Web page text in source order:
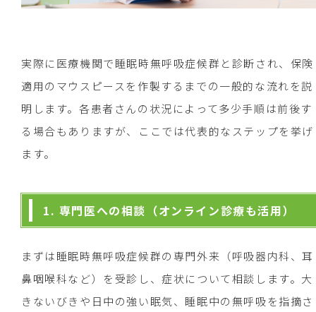
実際に医療機関で睡眠時無呼吸症候群と診断され、保険
適用のマウスピースを作製するまでの一般的な流れを説
明します。各患者さんの状況によって多少手順は前後す
る場合もありますが、ここでは代表的なステップを挙げ
ます。
1. 専門医への相談（オンライン診療も活用）
まずは睡眠時無呼吸症候群の専門外来（呼吸器内科、耳
鼻咽喉科など）を受診し、症状について相談します。大
きないびきや日中の強い眠気、睡眠中の無呼吸を指摘さ